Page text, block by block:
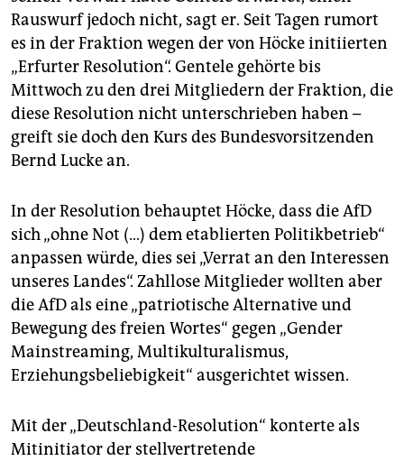
Rauswurf jedoch nicht, sagt er. Seit Tagen rumort
es in der Fraktion wegen der von Höcke initiierten
„Erfurter Resolution“. Gentele gehörte bis
Mittwoch zu den drei Mitgliedern der Fraktion, die
diese Resolution nicht unterschrieben haben –
greift sie doch den Kurs des Bundesvorsitzenden
Bernd Lucke an.
In der Resolution behauptet Höcke, dass die AfD
sich „ohne Not (…) dem etablierten Politikbetrieb“
anpassen würde, dies sei „Verrat an den Interessen
unseres Landes“. Zahllose Mitglieder wollten aber
die AfD als eine „patriotische Alternative und
Bewegung des freien Wortes“ gegen „Gender
Mainstreaming, Multikulturalismus,
Erziehungsbeliebigkeit“ ausgerichtet wissen.
Mit der „Deutschland-Resolution“ konterte als
Mitinitiator der stellvertretende